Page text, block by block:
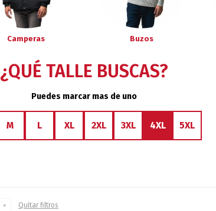
Camperas Buzos
¿QUÉ TALLE BUSCAS?
Puedes marcar mas de uno
M L XL 2XL 3XL 4XL 5XL
Quitar filtros